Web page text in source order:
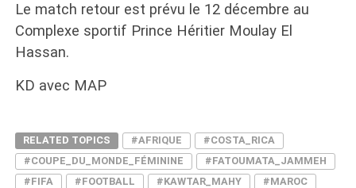
Le match retour est prévu le 12 décembre au
Complexe sportif Prince Héritier Moulay El
Hassan.
KD avec MAP
RELATED TOPICS #AFRIQUE
#COSTA_RICA
#COUPE_DU_MONDE_FÉMININE
#FATOUMATA_JAMMEH
#FIFA
#FOOTBALL #KAWTAR_MAHY
#MAROC